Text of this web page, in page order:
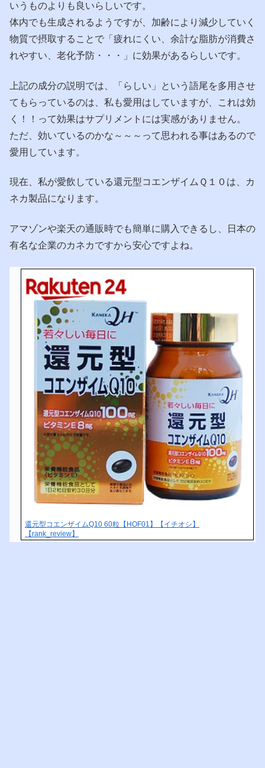
いうものよりも良いらしいです。
体内でも生成されるようですが、加齢により減少していく
物質で摂取することで「疲れにくい、余計な脂肪が消費さ
れやすい、老化予防・・・」に効果があるらしいです。
上記の成分の説明では、「らしい」という語尾を多用させ
てもらっているのは、私も愛用はしていますが、これは効
く！！って効果はサプリメントには実感がありません。
ただ、効いているのかな～～～って思われる事はあるので
愛用しています。
現在、私が愛飲している還元型コエンザイムＱ１０は、カ
ネカ製品になります。
アマゾンや楽天の通販時でも簡単に購入できるし、日本の
有名な企業のカネカですから安心ですよね。
還元型コエンザイムQ10 60粒【HOF01】【イチオシ】
【rank_review】